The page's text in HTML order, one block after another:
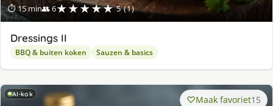
⏱ 15 min👥 6★★★★★ 5 (1)
Dressings II
BBQ & buiten koken Sauzen & basics
AI-kok Maak favoriet15